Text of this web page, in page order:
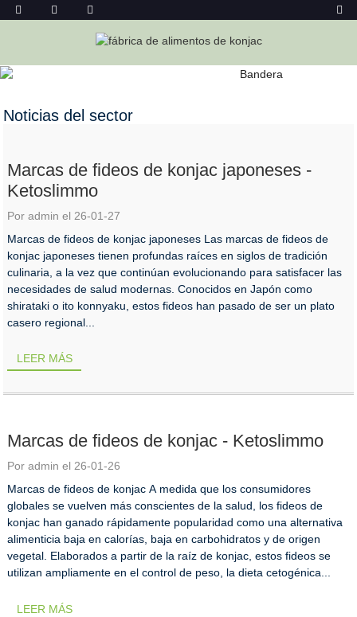
NOTICIAS DEL SECTOR
Noticias del sector
Marcas de fideos de konjac japoneses -
Ketoslimmo
Por admin el 26-01-27
Marcas de fideos de konjac japoneses Las marcas de fideos de
konjac japoneses tienen profundas raíces en siglos de tradición
culinaria, a la vez que continúan evolucionando para satisfacer las
necesidades de salud modernas. Conocidos en Japón como
shirataki o ito konnyaku, estos fideos han pasado de ser un plato
casero regional...
LEER MÁS
Marcas de fideos de konjac - Ketoslimmo
Por admin el 26-01-26
Marcas de fideos de konjac A medida que los consumidores
globales se vuelven más conscientes de la salud, los fideos de
konjac han ganado rápidamente popularidad como una alternativa
alimenticia baja en calorías, baja en carbohidratos y de origen
vegetal. Elaborados a partir de la raíz de konjac, estos fideos se
utilizan ampliamente en el control de peso, la dieta cetogénica...
LEER MÁS